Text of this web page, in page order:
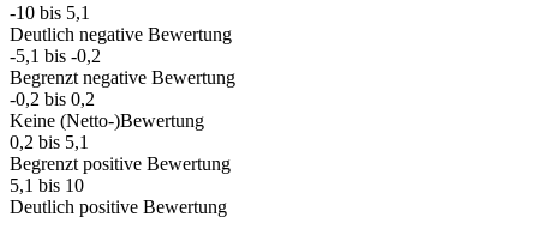
-10 bis 5,1
Deutlich negative Bewertung
-5,1 bis -0,2
Begrenzt negative Bewertung
-0,2 bis 0,2
Keine (Netto-)Bewertung
0,2 bis 5,1
Begrenzt positive Bewertung
5,1 bis 10
Deutlich positive Bewertung